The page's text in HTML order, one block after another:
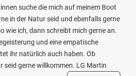
suche die mich auf meinem Boot
in der Natur seid und ebenfalls gerne
wie ich, dann schreibt mich gerne an.
und eine empatische
ihr natürlich auch haben. Ob
seid gerne willkommen. LG Martin